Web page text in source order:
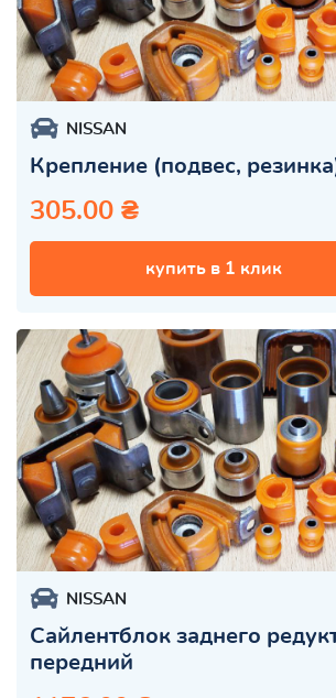
NISSAN
Крепление (подвес,
305.00 ₴
купить в 1 клик
NISSAN
Сайлентблок заднего
передний